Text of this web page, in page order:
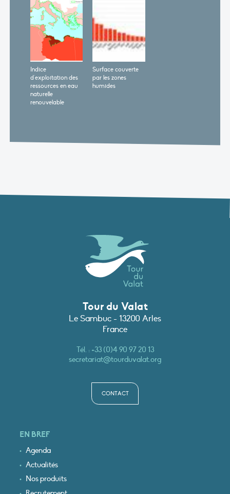
Indice
d'exploitation des
ressources en eau
naturelle
renouvelable
Surface couverte
par les zones
humides
Tour du Valat
Le Sambuc - 13200 Arles
France
Tél. :+33 (0)4 90 97 20 13
secretariat@tourduvalat.org
CONTACT
EN BREF
Agenda
Actualités
Nos produits